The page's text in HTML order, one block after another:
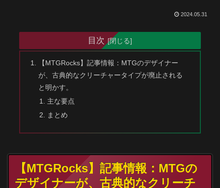
2024.05.31
目次
【MTGRocks】記事情報：MTGのデザイナー
が、古典的なクリーチャータイプが廃止される
と明かす。
主な要点
まとめ
【MTGRocks】記事情報：MTGの
デザイナーが、古典的なクリーチ